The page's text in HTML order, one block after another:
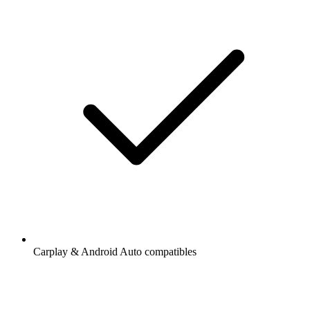
Carplay & Android Auto compatibles